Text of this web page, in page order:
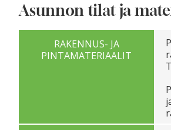
Asunnon tilat ja
RAKENNUS- JA
PINTAMATERIAALIT